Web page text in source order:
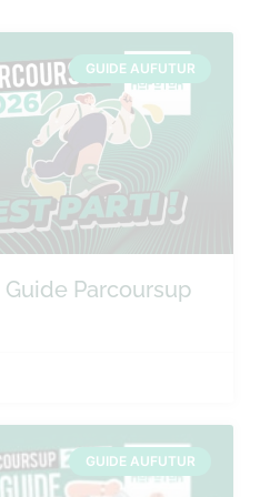
GUIDE AUFUTUR
Parcoursup
GUIDE AUFUTUR